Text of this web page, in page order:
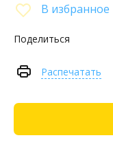
В избранное
Поделиться
Распечатать